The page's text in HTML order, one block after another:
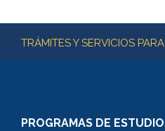
Más información
TRÁMITES Y SERVICIOS PARA
PROGRAMAS DE ESTUDIO